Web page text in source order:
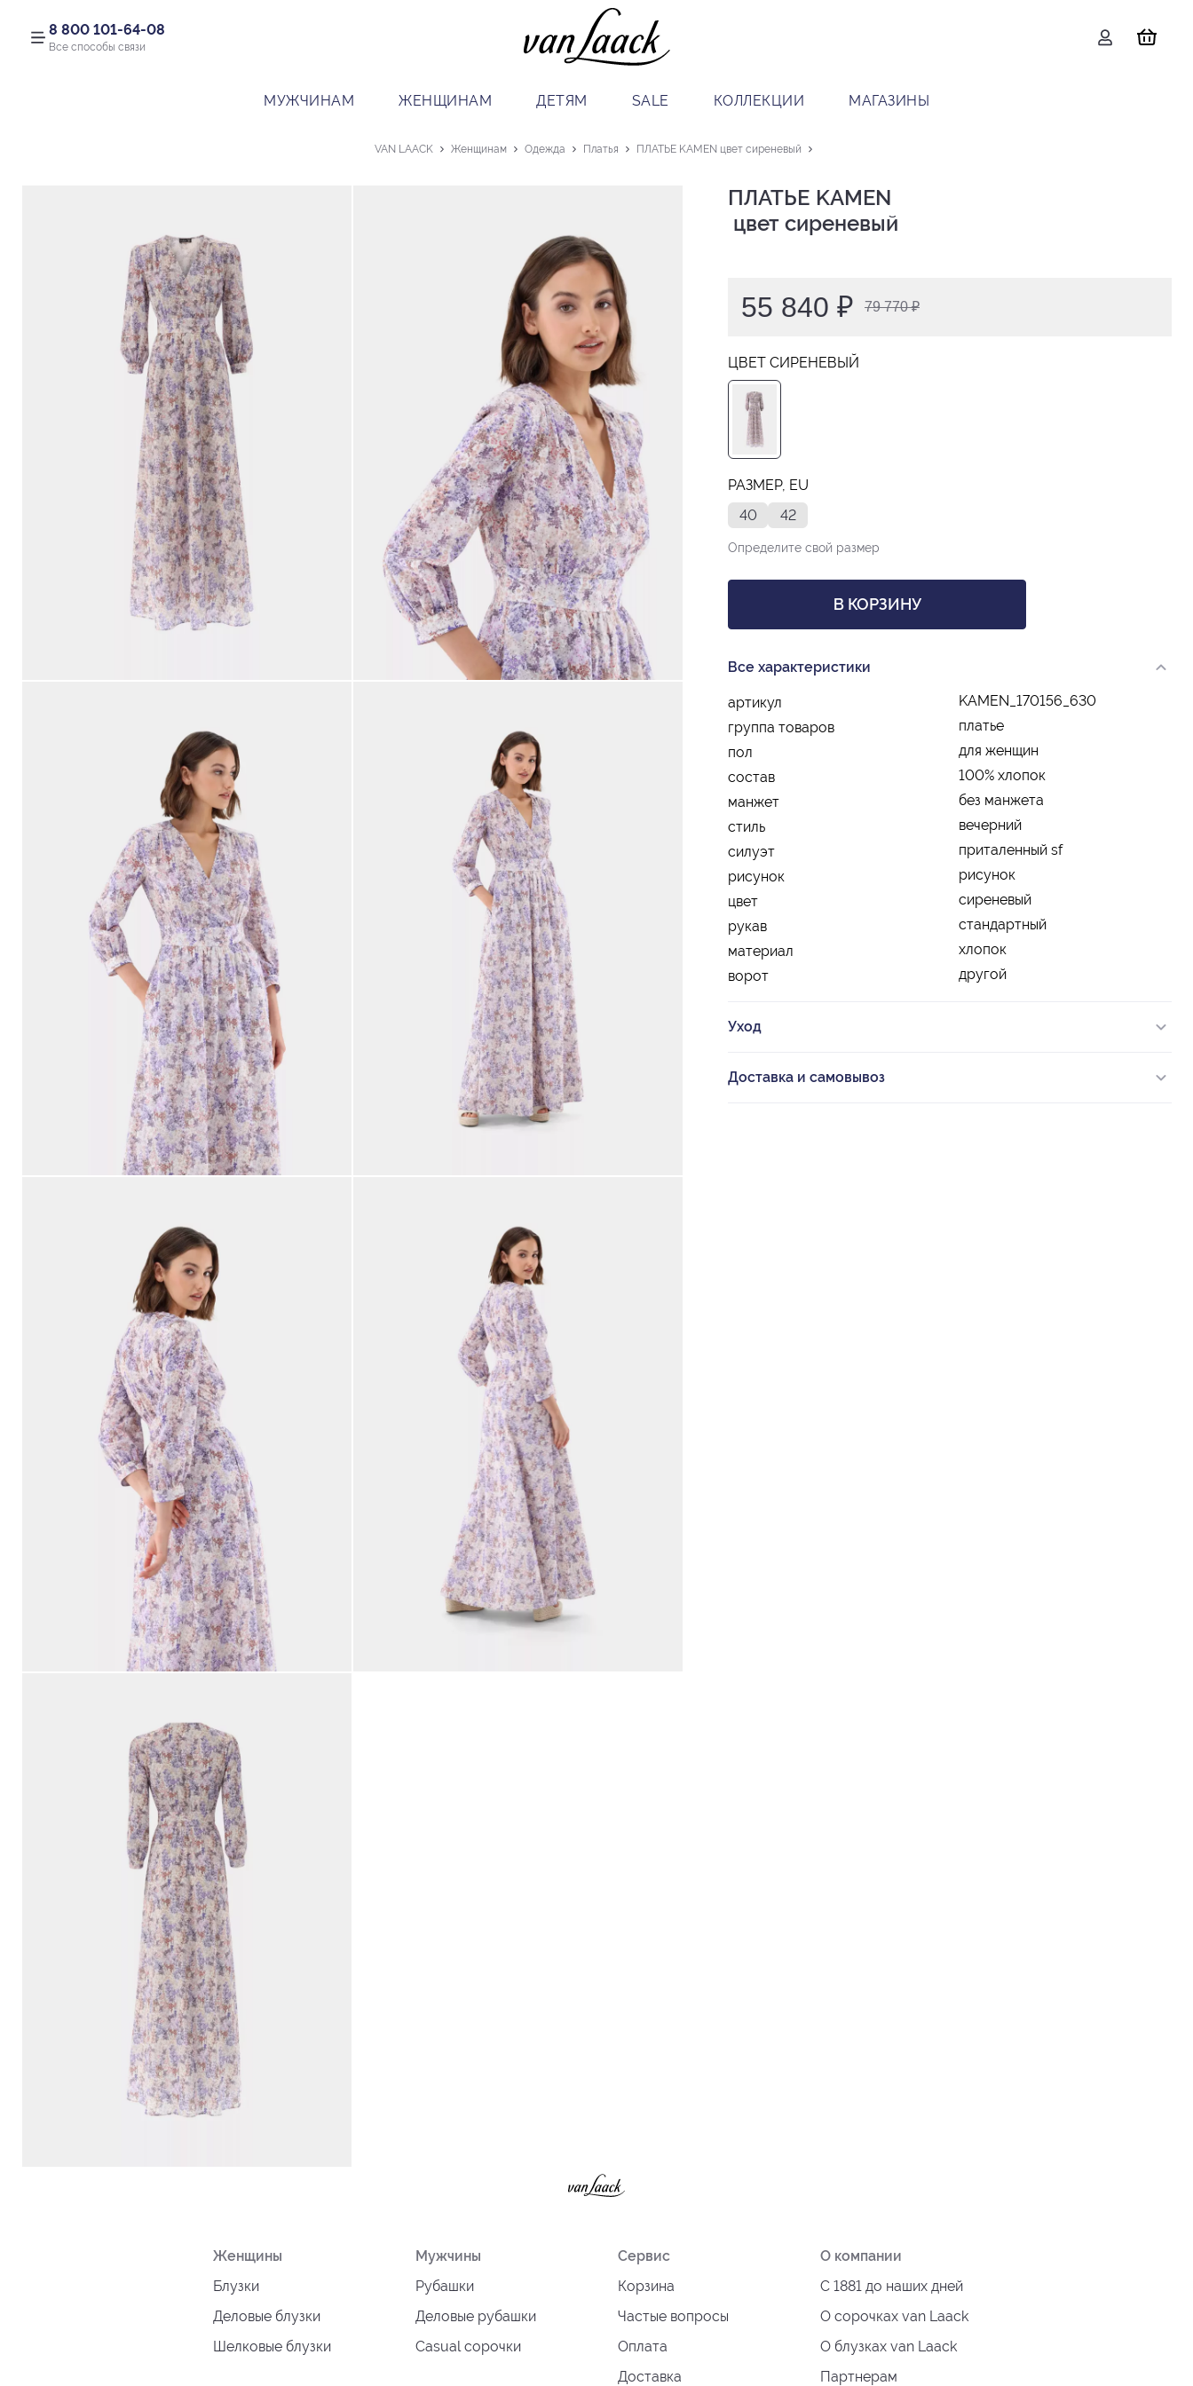
8 800 101-64-08
Все способы связи
МУЖЧИНАМ ЖЕНЩИНАМ ДЕТЯМ SALE КОЛЛЕКЦИИ МАГАЗИНЫ
VAN LAACK Женщинам Одежда Платья ПЛАТЬЕ KAMEN цвет сиреневый
ПЛАТЬЕ KAMEN
цвет сиреневый
55 840 ₽ 79 770 ₽
ЦВЕТ СИРЕНЕВЫЙ
РАЗМЕР, EU
40
42
Определите свой размер
В КОРЗИНУ
Все характеристики
артикул
KAMEN_170156_630
группа товаров
платье
пол
для женщин
состав
100% хлопок
манжет
без манжета
стиль
вечерний
силуэт
приталенный sf
рисунок
рисунок
цвет
сиреневый
рукав
стандартный
материал
хлопок
ворот
другой
Уход
Доставка и самовывоз
Женщины
Блузки
Деловые блузки
Шелковые блузки
Мужчины
Рубашки
Деловые рубашки
Casual сорочки
Сервис
Корзина
Частые вопросы
Оплата
Доставка
О компании
С 1881 до наших дней
О сорочках van Laack
О блузках van Laack
Партнерам